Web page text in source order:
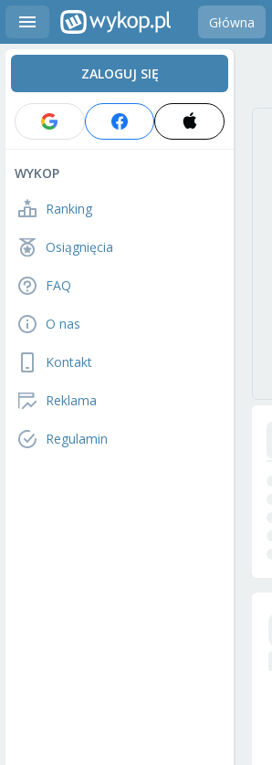
Główna
ZALOGUJ SIĘ
WYKOP
Ranking
Osiągnięcia
FAQ
O nas
Kontakt
Reklama
Regulamin